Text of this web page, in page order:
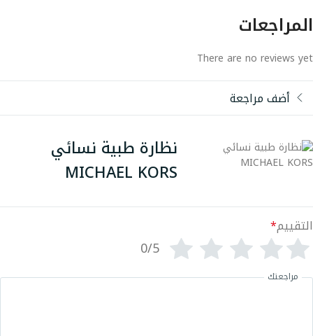
المراجعات
There are no reviews yet
أضف مراجعة
نظارة طبية نسائي
MICHAEL KORS
التقييم*
0/5
مراجعتك